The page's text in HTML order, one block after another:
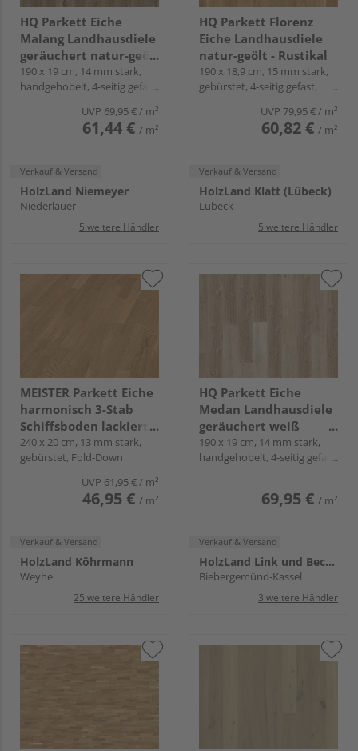
HQ Parkett Eiche
Malang Landhausdiele
geräuchert natur-geölt
- Gealtert
190 x 19 cm, 14 mm stark,
handgehobelt, 4-seitig gefast,
UVP 69,95 € / m²
61,44 € / m²
Verkauf & Versand
HolzLand Niemeyer
Niederlauer
5 weitere Händler
HQ Parkett Florenz
Eiche Landhausdiele
natur-geölt - Rustikal
190 x 18,9 cm, 15 mm stark,
gebürstet, 4-seitig gefast,
UVP 79,95 € / m²
60,82 € / m²
Verkauf & Versand
HolzLand Klatt (Lübeck)
Lübeck
5 weitere Händler
MEISTER Parkett Eiche
harmonisch 3-Stab
Schiffsboden lackiert -
MeisterParkett.
longlife PC 200
240 x 20 cm, 13 mm stark,
gebürstet, Fold-Down
UVP 61,95 €/ m²
46,95 € / m²
Verkauf & Versand
HolzLand Köhrmann
Weyhe
25 weitere Händler
HQ Parkett Eiche
Medan Landhausdiele
geräuchert weiß
natur-geölt - Gealtert
190 x 19 cm, 14 mm stark,
handgehobelt, 4-seitig gefast,
69,95 € / m²
Verkauf & Versand
HolzLand Link und Becker
Biebergemünd-Kassel
3 weitere Händler